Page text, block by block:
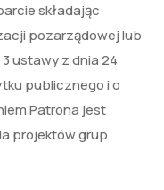
składając
pozarządowej lub
ustawy z dnia 24
publicznego i o
Patrona jest
projektów grup